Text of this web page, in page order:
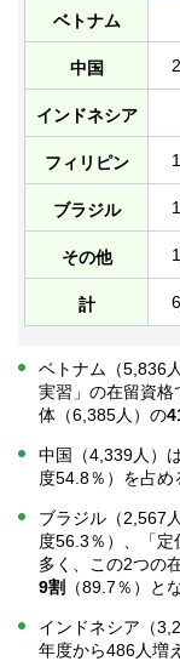
ベトナム
中国
インドネシア
フィリピン
ブラジル
その他
計
ベトナム（5,836
実習」の在留資格
体（6,385人）の
中国（4,339人）
度54.8％）を占め
ブラジル（2,567
度56.3％）、「
多く、この2つの
9割
（89.7％）と
インドネシア（
年度から486人増